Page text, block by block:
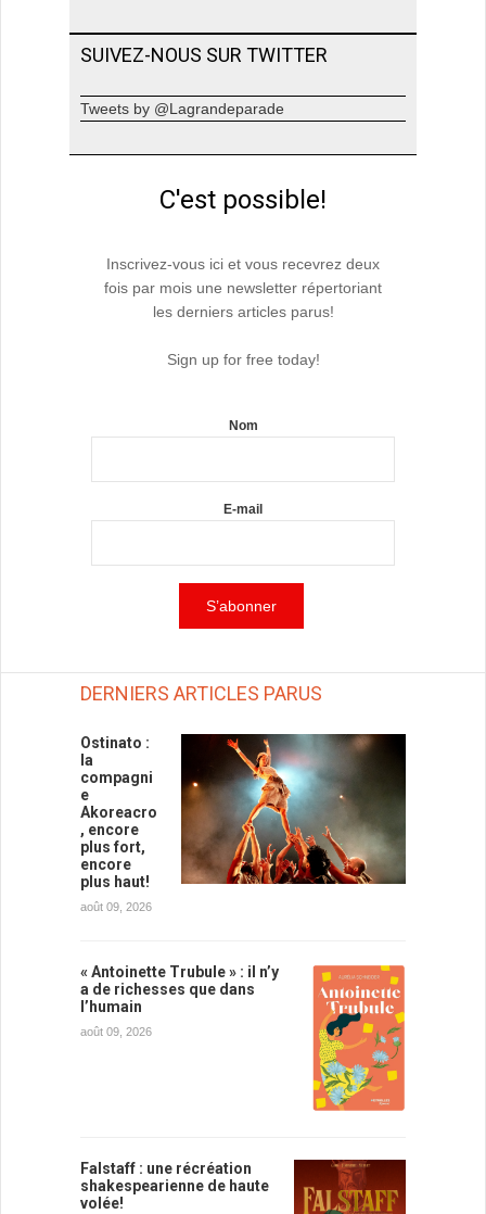
SUIVEZ-NOUS SUR TWITTER
Tweets by @Lagrandeparade
C'est possible!
Inscrivez-vous ici et vous recevrez deux
fois par mois une newsletter répertoriant
les derniers articles parus!
Sign up for free today!
Nom
E-mail
DERNIERS ARTICLES PARUS
Ostinato :
la
compagni
e
Akoreacro
, encore
plus fort,
encore
plus haut!
août 09, 2026
« Antoinette Trubule » : il n’y
a de richesses que dans
l’humain
août 09, 2026
Falstaff : une récréation
shakespearienne de haute
volée!